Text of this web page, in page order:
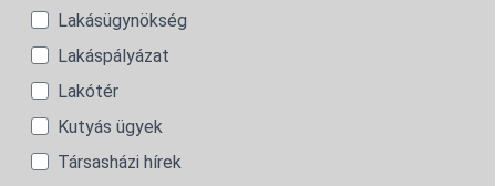
Lakásügynökség
Lakáspályázat
Lakótér
Kutyás ügyek
Társasházi hírek